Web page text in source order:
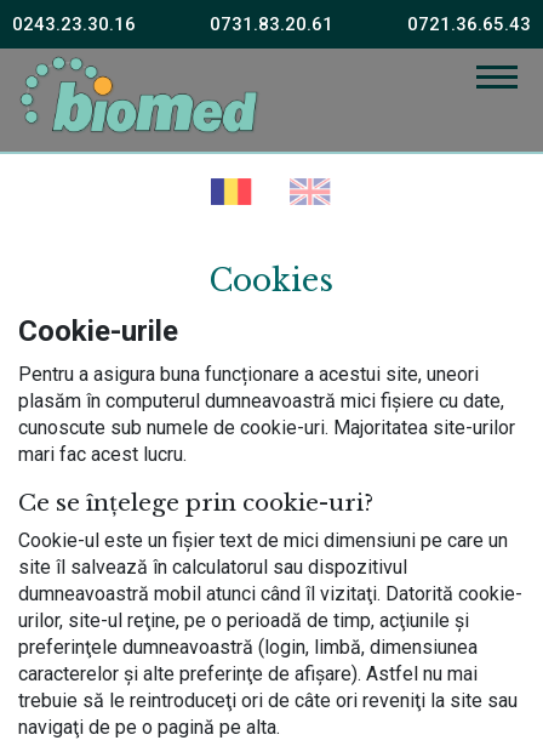
0243.23.30.16 0731.83.20.61 0721.36.65.43
Fără sănătate fericirea este imposibilă
Echipa noastră îți va fi
alături.
Cookies
Cookie-urile
Pentru a asigura buna funcționare a acestui site, uneori
plasăm în computerul dumneavoastră mici fișiere cu date,
cunoscute sub numele de cookie-uri. Majoritatea site-urilor
mari fac acest lucru.
Ce se înțelege prin cookie-uri?
Cookie-ul este un fişier text de mici dimensiuni pe care un
site îl salvează în calculatorul sau dispozitivul
dumneavoastră mobil atunci când îl vizitaţi. Datorită cookie-
urilor, site-ul reţine, pe o perioadă de timp, acţiunile şi
preferinţele dumneavoastră (login, limbă, dimensiunea
caracterelor şi alte preferinţe de afişare). Astfel nu mai
trebuie să le reintroduceţi ori de câte ori reveniţi la site sau
navigaţi de pe o pagină pe alta.